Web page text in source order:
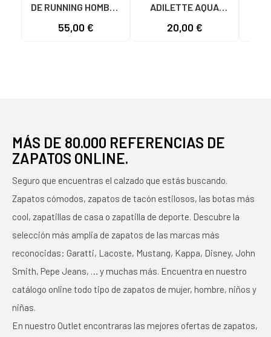
DE RUNNING HOMBRE
GRIS VARIOS
55,00 €
ADILETTE AQUA
AZUL AZUL
20,00 €
MÁS DE 80.000 REFERENCIAS DE
ZAPATOS ONLINE.
Seguro que encuentras el calzado que estás buscando.
Zapatos cómodos, zapatos de tacón estilosos, las botas más
cool, zapatillas de casa o zapatilla de deporte. Descubre la
selección más amplia de zapatos de las marcas más
reconocidas: Garatti, Lacoste, Mustang, Kappa, Disney, John
Smith, Pepe Jeans, … y muchas más. Encuentra en nuestro
catálogo online todo tipo de zapatos de mujer, hombre, niños y
niñas.
En nuestro Outlet encontraras las mejores ofertas de zapatos,